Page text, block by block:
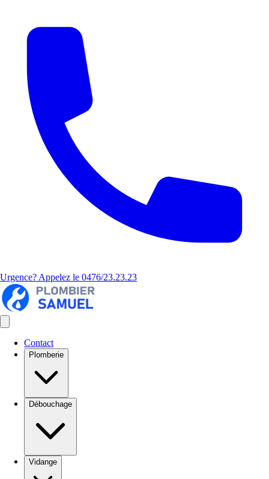
Urgence? Appelez le 0476/23.23.23
Contact
Plomberie
Débouchage
Vidange